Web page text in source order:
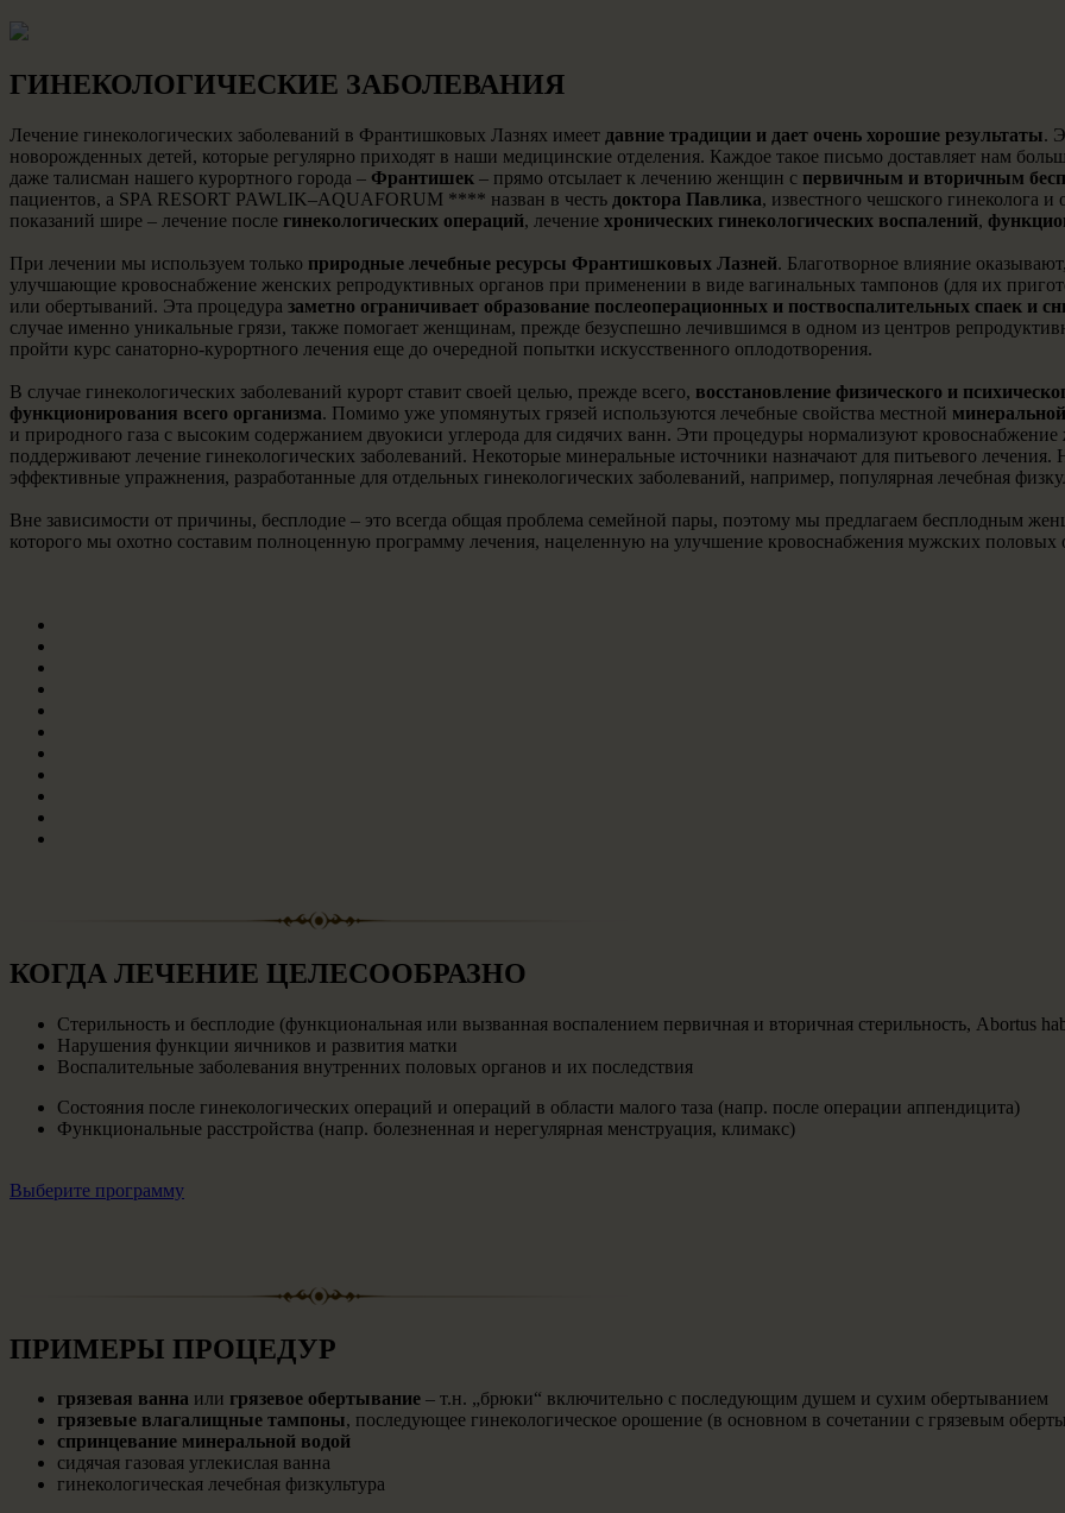
ГИНЕКОЛОГИЧЕСКИЕ ЗАБОЛЕВАНИЯ
Лечение гинекологических заболеваний в Франтишковых Лазнях имеет давние традиции и дает очень хорошие результаты.
новорожденных детей, которые регулярно приходят в наши медицинские отделения. Каждое такое письмо доставляет нам
даже талисман нашего курортного города – Франтишек – прямо отсылает к лечению женщин с первичным и вторичным
пациентов, а SPA RESORT PAWLIK–AQUAFORUM **** назван в честь доктора Павлика, известного чешского гинеколога
показаний шире – лечение после гинекологических операций, лечение хронических гинекологических воспалений,
При лечении мы используем только природные лечебные ресурсы Франтишковых Лазней. Благотворное влияние
улучшающие кровоснабжение женских репродуктивных органов при применении в виде вагинальных тампонов (для их
или обертываний. Эта процедура заметно ограничивает образование послеоперационных и поствоспалительных спаек и
случае именно уникальные грязи, также помогает женщинам, прежде безуспешно лечившимся в одном из центров
пройти курс санаторно-курортного лечения еще до очередной попытки искусственного оплодотворения.
В случае гинекологических заболеваний курорт ставит своей целью, прежде всего, восстановление физического и
функционирования всего организма. Помимо уже упомянутых грязей используются лечебные свойства местной
и природного газа с высоким содержанием двуокиси углерода для сидячих ванн. Эти процедуры нормализуют
поддерживают лечение гинекологических заболеваний. Некоторые минеральные источники назначают для питьевого
эффективные упражнения, разработанные для отдельных гинекологических заболеваний, например, популярная лечебная
Вне зависимости от причины, бесплодие – это всегда общая проблема семейной пары, поэтому мы предлагаем бесплодным
которого мы охотно составим полноценную программу лечения, нацеленную на улучшение кровоснабжения мужских половых
КОГДА ЛЕЧЕНИЕ ЦЕЛЕСООБРАЗНО
Стерильность и бесплодие (функциональная или вызванная воспалением первичная и вторичная стерильность, Abortus
Нарушения функции яичников и развития матки
Воспалительные заболевания внутренних половых органов и их последствия
Состояния после гинекологических операций и операций в области малого таза (напр. после операции аппендицита)
Функциональные расстройства (напр. болезненная и нерегулярная менструация, климакс)
Выберите программу
ПРИМЕРЫ ПРОЦЕДУР
грязевая ванна или грязевое обертывание – т.н. „брюки“ включительно с последующим душем и сухим обертыванием
грязевые влагалищные тампоны, последующее гинекологическое орошение (в основном в сочетании с грязевым
спринцевание минеральной водой
сидячая газовая углекислая ванна
гинекологическая лечебная физкультура